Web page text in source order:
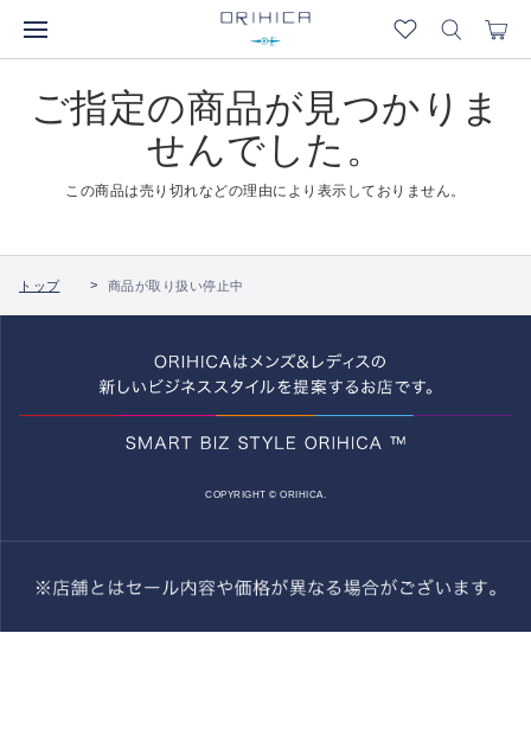
ご指定の商品が見つかりま
せんでした。
この商品は売り切れなどの理由により表示しておりません。
トップ 商品が取り扱い停止中
COPYRIGHT © ORIHICA.